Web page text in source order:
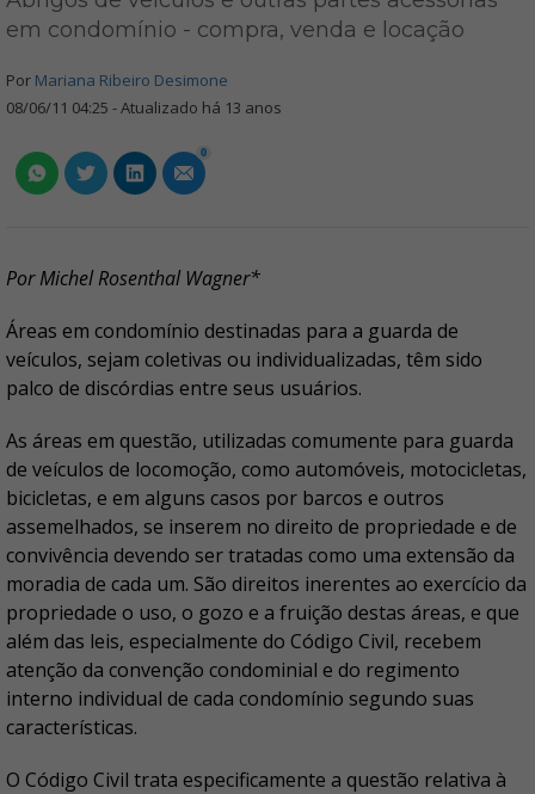
em condomínio - compra, venda e locação
Por Mariana Ribeiro Desimone
08/06/11 04:25 - Atualizado há 13 anos
0
Por Michel Rosenthal Wagner*
Áreas em condomínio destinadas para a guarda de
veículos, sejam coletivas ou individualizadas, têm sido
palco de discórdias entre seus usuários.
As áreas em questão, utilizadas comumente para guarda
de veículos de locomoção, como automóveis, motocicletas,
bicicletas, e em alguns casos por barcos e outros
assemelhados, se inserem no direito de propriedade e de
convivência devendo ser tratadas como uma extensão da
moradia de cada um. São direitos inerentes ao exercício da
propriedade o uso, o gozo e a fruição destas áreas, e que
além das leis, especialmente do Código Civil, recebem
atenção da convenção condominial e do regimento
interno individual de cada condomínio segundo suas
características.
O Código Civil trata especificamente a questão relativa à